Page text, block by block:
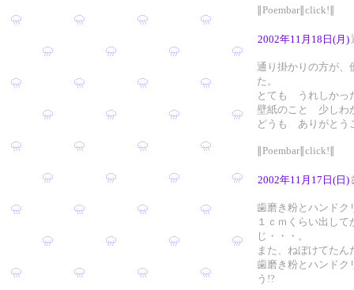
∥Poembar∥click!∥
2002年11月18日(月)
通り掛かりの方が、
た。
とても うれしかっ
壁紙のこと 少しわ
どうも ありがとう
∥Poembar∥click!∥
2002年11月17日(日)
歯磨き粉とハンドク
１ｃｍくらい出し
じ・・・。
また、ねぼけてた
歯磨き粉とハンドク
う!?